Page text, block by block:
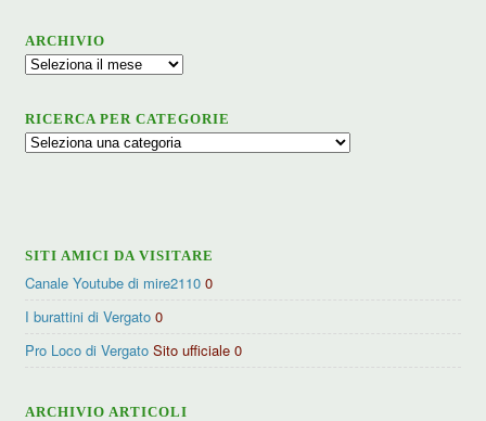
ARCHIVIO
Archivio
RICERCA PER CATEGORIE
Ricerca
SITI AMICI DA VISITARE
Canale Youtube di mire2110 0
I burattini di Vergato 0
Pro Loco di Vergato Sito ufficiale 0
ARCHIVIO ARTICOLI